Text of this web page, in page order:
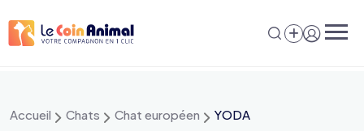
au
Accueil Chats Chat européen YODA